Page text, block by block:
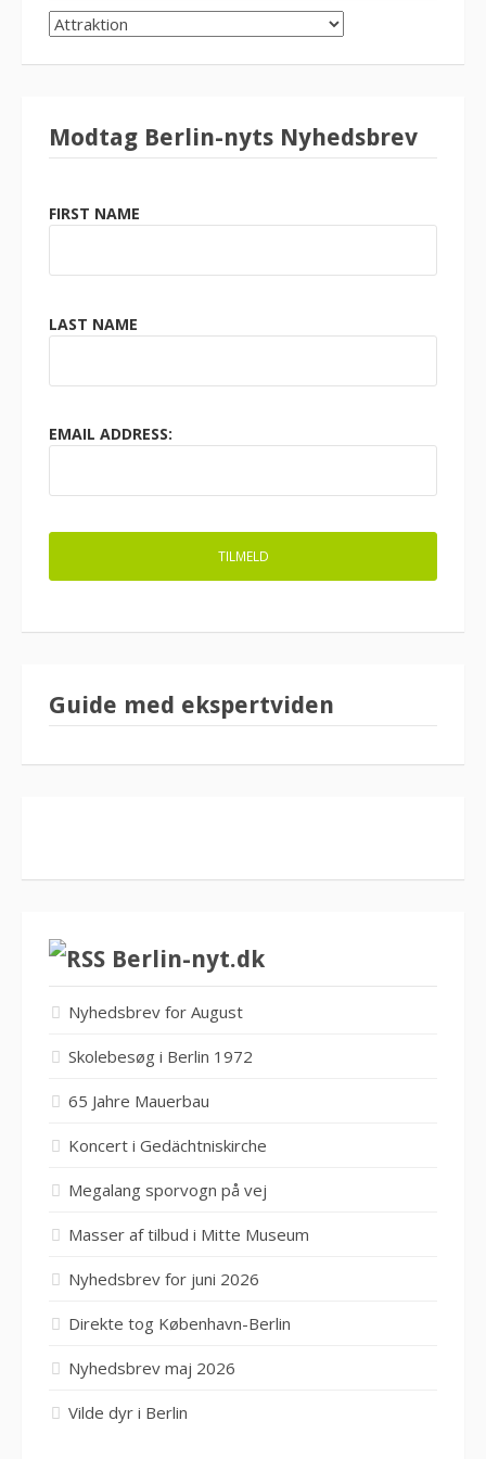
SØG
KATEGORI
Modtag Berlin-nyts Nyhedsbrev
FIRST NAME
LAST NAME
EMAIL ADDRESS:
Guide med ekspertviden
Berlin-nyt.dk
Nyhedsbrev for August
Skolebesøg i Berlin 1972
65 Jahre Mauerbau
Koncert i Gedächtniskirche
Megalang sporvogn på vej
Masser af tilbud i Mitte Museum
Nyhedsbrev for juni 2026
Direkte tog København-Berlin
Nyhedsbrev maj 2026
Vilde dyr i Berlin